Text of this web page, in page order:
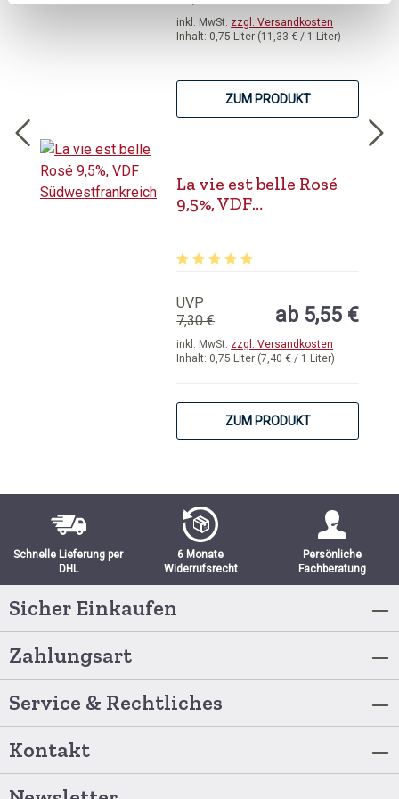
Inhalt: 0,75 Liter (11,33 € / 1 Liter)
inkl. MwSt. zzgl. Versandkosten
ZUM PRODUKT
La vie est belle Rosé
9,5%, VDF
Inhalt: 0,75 Liter (7,40 € / 1 Liter)
inkl. MwSt. zzgl. Versandkosten
UVP
7,30 €
ab 5,55 €
ZUM PRODUKT
Schnelle Lieferung per
DHL
6 Monate
Widerrufsrecht
Persönliche
Fachberatung
Sicher Einkaufen
Zahlungsart
Service & Rechtliches
Kontakt